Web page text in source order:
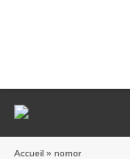
Accueil » nornor